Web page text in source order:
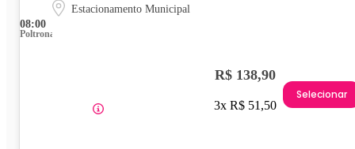
08:00
Estacionamento Municipal
Poltrona
R$ 138,90
3x R$ 51,50
Selecionar